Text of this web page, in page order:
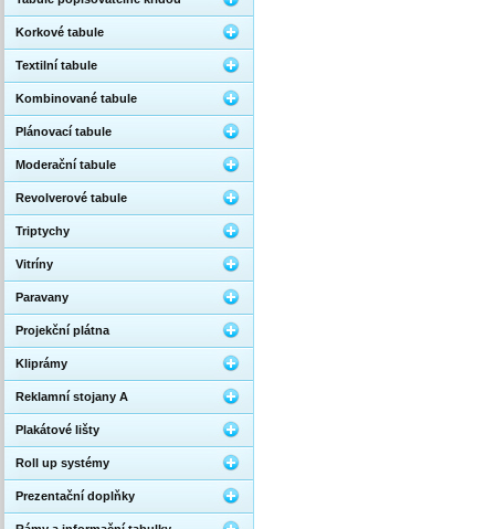
Korkové tabule
Textilní tabule
Kombinované tabule
Plánovací tabule
Moderační tabule
Revolverové tabule
Triptychy
Vitríny
Paravany
Projekční plátna
Kliprámy
Reklamní stojany A
Plakátové lišty
Roll up systémy
Prezentační doplňky